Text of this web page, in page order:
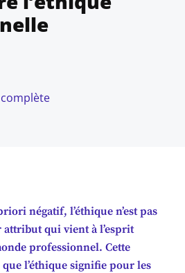
négatif, l’éthique n’est pas
qui vient à l’esprit
professionnel. Cette
l’éthique signifie pour les